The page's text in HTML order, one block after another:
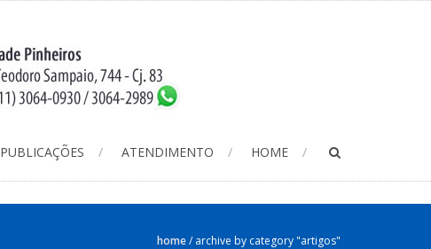
PUBLICAÇÕES ATENDIMENTO HOME
home/archive by category "artigos"